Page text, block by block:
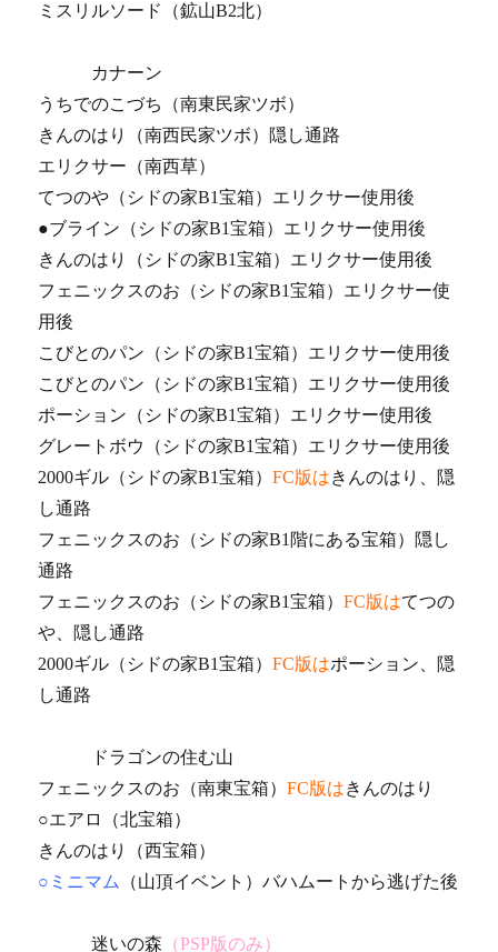
ミスリルソード（鉱山B2北）
カナーン
うちでのこづち（南東民家ツボ）
きんのはり（南西民家ツボ）隠し通路
エリクサー（南西草）
てつのや（シドの家B1宝箱）エリクサー使用後
●ブライン（シドの家B1宝箱）エリクサー使用後
きんのはり（シドの家B1宝箱）エリクサー使用後
フェニックスのお（シドの家B1宝箱）エリクサー使
用後
こびとのパン（シドの家B1宝箱）エリクサー使用後
こびとのパン（シドの家B1宝箱）エリクサー使用後
ポーション（シドの家B1宝箱）エリクサー使用後
グレートボウ（シドの家B1宝箱）エリクサー使用後
2000ギル（シドの家B1宝箱）FC版はきんのはり、隠
し通路
フェニックスのお（シドの家B1階にある宝箱）隠し
通路
フェニックスのお（シドの家B1宝箱）FC版はてつの
や、隠し通路
2000ギル（シドの家B1宝箱）FC版はポーション、隠
し通路
ドラゴンの住む山
フェニックスのお（南東宝箱）FC版はきんのはり
○エアロ（北宝箱）
きんのはり（西宝箱）
○ミニマム
（山頂イベント）バハムートから逃げた後
迷いの森 （PSP版のみ）